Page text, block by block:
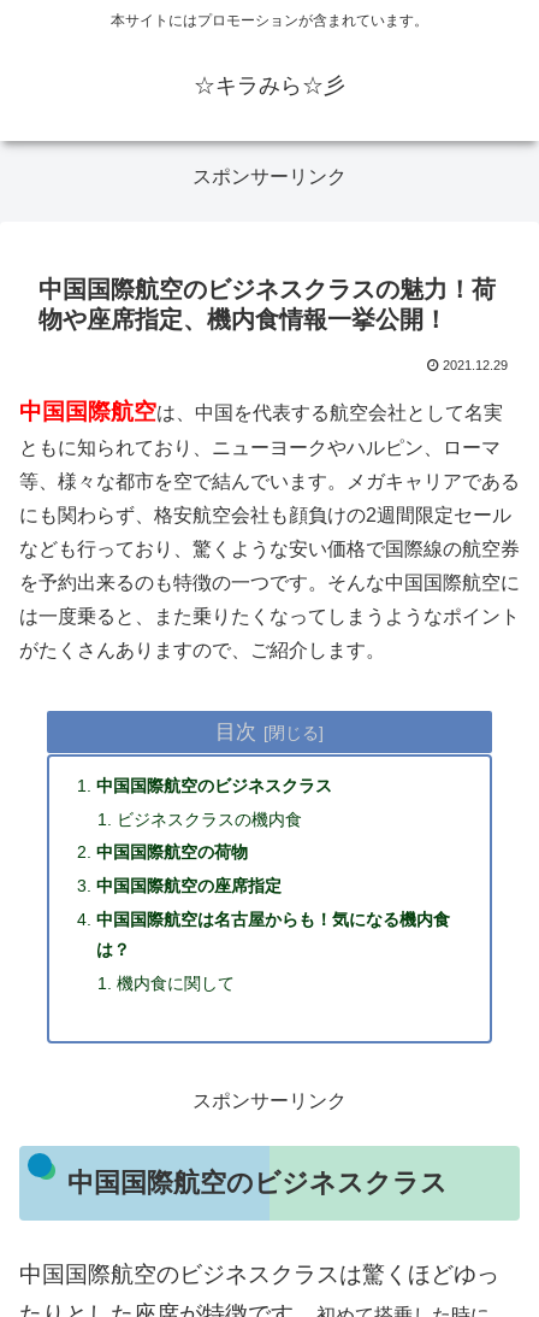
本サイトにはプロモーションが含まれています。
☆キラみら☆彡
スポンサーリンク
中国国際航空のビジネスクラスの魅力！荷
物や座席指定、機内食情報一挙公開！
2021.12.29
中国国際航空は、中国を代表する航空会社として名実
ともに知られており、ニューヨークやハルピン、ローマ
等、様々な都市を空で結んでいます。メガキャリアである
にも関わらず、格安航空会社も顔負けの2週間限定セール
なども行っており、驚くような安い価格で国際線の航空券
を予約出来るのも特徴の一つです。そんな中国国際航空に
は一度乗ると、また乗りたくなってしまうようなポイント
がたくさんありますので、ご紹介します。
目次
中国国際航空のビジネスクラス
ビジネスクラスの機内食
中国国際航空の荷物
中国国際航空の座席指定
中国国際航空は名古屋からも！気になる機内食
は？
機内食に関して
スポンサーリンク
中国国際航空のビジネスクラス
中国国際航空のビジネスクラスは驚くほどゆっ